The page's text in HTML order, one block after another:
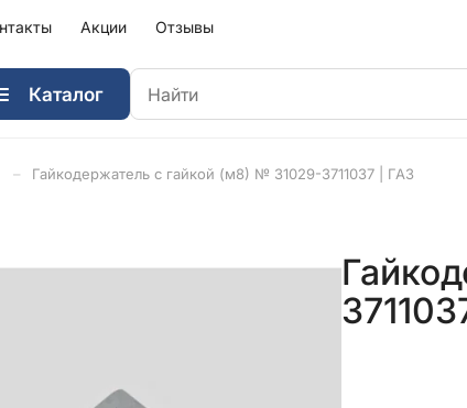
Акции Отзывы
Каталог
Гайкодержатель с гайкой (м8) № 31029-3711037 | ГАЗ